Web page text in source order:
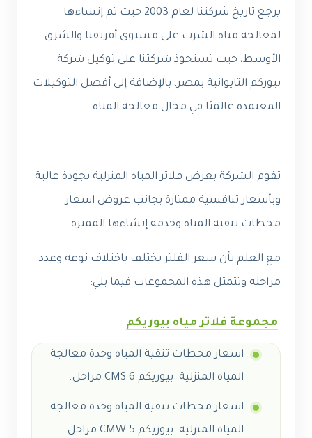
يرجع تاريخ شركتنا لعام 2003 حيث تم إنشاءها
لمعالجة مياه الشرب على مستوى أفريقيا والشرق
الأوسط، حيث تستحوذ شركتنا على توكيل شركة
بيوركم التايوانية بمصر، بالإضافة إلى أفضل التوكيلات
المعتمدة عالميًا في مجال معالجة المياه.
تقوم الشركة بعرض فلاتر المياه المنزلية بجودة عالية
وبأسعار تنافسية ممتازة بجانب عروض اسعار
محطات تنقية المياه وخدمة إنشاءها المميزة.
مع العلم بأن سعر الفلتر يختلف باختلاف نوعه وعدد
مراحله وتتمثل هذه المجموعات فيما يلي:
مجموعة فلاتر مياه بيوريكم
اسعار محطات تنقية المياه وحدة معالجة
المياه المنزلية بيوريكم CMS 6 مراحل.
اسعار محطات تنقية المياه وحدة معالجة
المياه المنزلية بيوريكم CMW 5 مراحل.